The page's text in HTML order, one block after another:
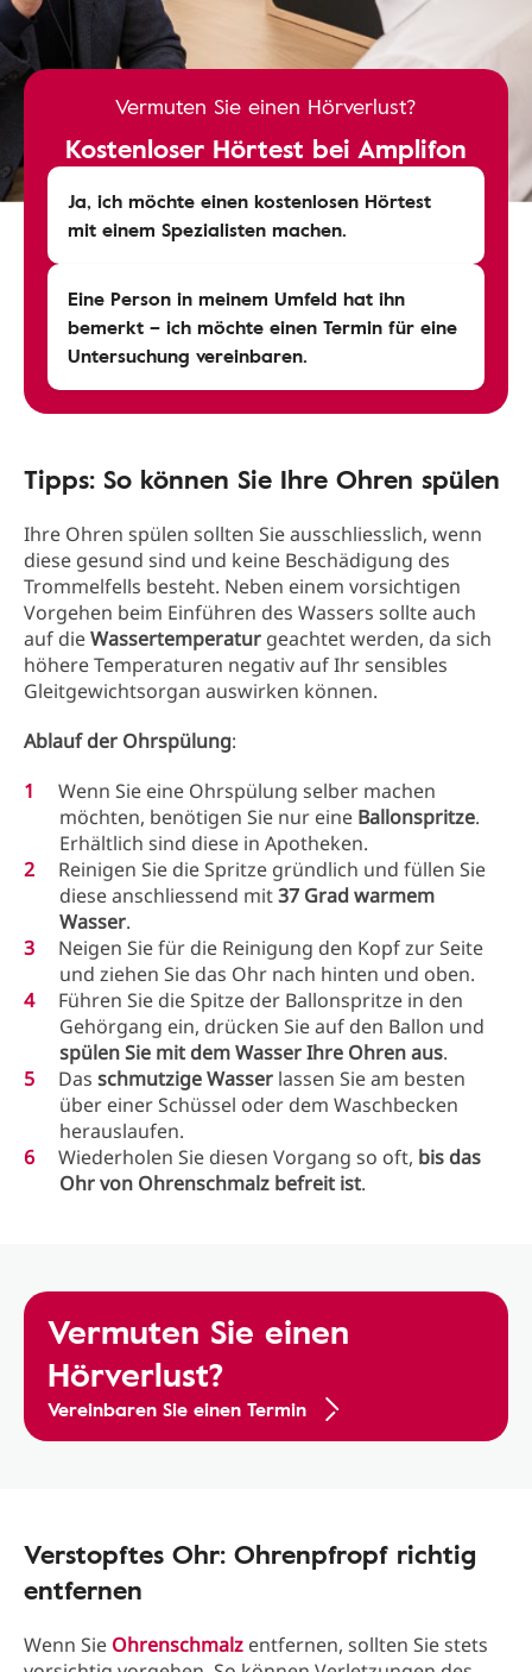
Vermuten Sie einen Hörverlust?
Kostenloser Hörtest bei Amplifon
Ja, ich möchte einen kostenlosen Hörtest
mit einem Spezialisten machen.
Eine Person in meinem Umfeld hat ihn
bemerkt – ich möchte einen Termin für eine
Untersuchung vereinbaren.
Tipps: So können Sie Ihre Ohren spülen
Ihre Ohren spülen sollten Sie ausschliesslich, wenn
diese gesund sind und keine Beschädigung des
Trommelfells besteht. Neben einem vorsichtigen
Vorgehen beim Einführen des Wassers sollte auch
auf dieWassertemperatur geachtet werden, da sich
höhere Temperaturen negativ auf Ihr sensibles
Gleitgewichtsorgan auswirken können.
Ablauf der Ohrspülung:
Wenn Sie eine Ohrspülung selber machen
möchten, benötigen Sie nur eine Ballonspritze.
Erhältlich sind diese in Apotheken.
Reinigen Sie die Spritze gründlich und füllen Sie
diese anschliessend mit37 Grad warmem
Wasser.
Neigen Sie für die Reinigung den Kopf zur Seite
und ziehen Sie das Ohr nach hinten und oben.
Führen Sie die Spitze der Ballonspritze in den
Gehörgang ein, drücken Sie auf den Ballon und
spülen Sie mit dem Wasser Ihre Ohren aus.
Das schmutzige Wasser lassen Sie am besten
über einer Schüssel oder dem Waschbecken
herauslaufen.
Wiederholen Sie diesen Vorgang so oft, bis das
Ohr von Ohrenschmalz befreit ist.
Vermuten Sie einen
Hörverlust?
Vereinbaren Sie einen Termin
Verstopftes Ohr: Ohrenpfropf richtig
entfernen
Wenn Sie Ohrenschmalz entfernen, sollten Sie stets